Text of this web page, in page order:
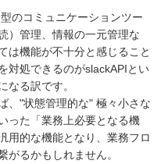
のコミュニケーションツー
）管理、情報の一元管理な
は機能が不十分と感じること
対処できるのがslackAPIとい
なる訳です。
、"状態管理的な" 極々小さな
った「業務上必要となる機
用的な機能となり、業務フロ
がるかもしれません。